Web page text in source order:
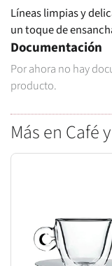
Líneas limpias y
un toque de
Documentación
Por ahora no hay
producto.
Más en Café